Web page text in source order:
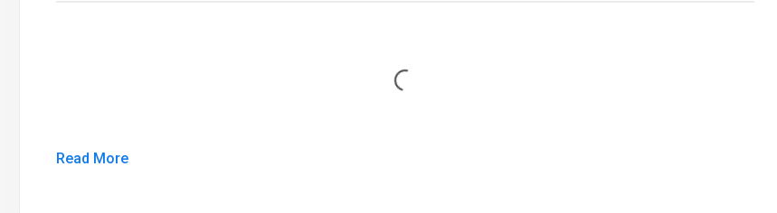
Loading...
Read More